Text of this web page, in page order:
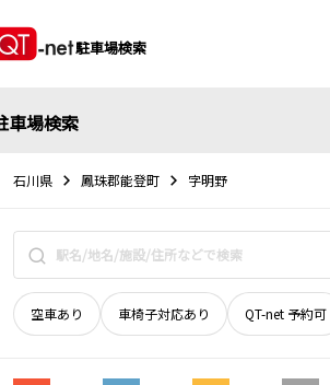
駐車場検索
車場検索
石川県 鳳珠郡能登町 字明野
空車あり 車椅子対応あり QT-net 予約可